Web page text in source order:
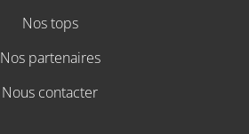
Nos tops
Nos partenaires
Nous contacter